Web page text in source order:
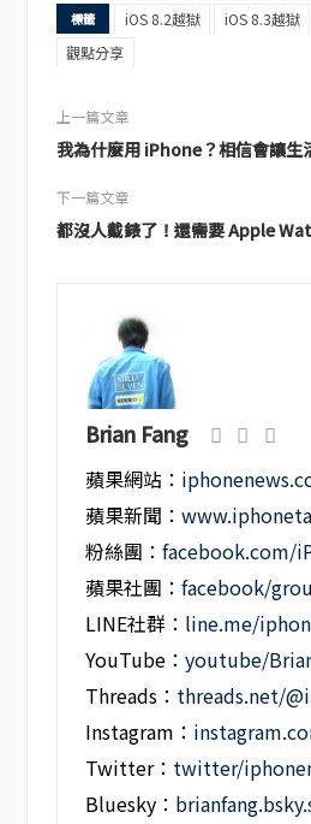
標籤 iOS 8.2越獄 iOS 8.3越獄
觀點分享
上一篇文章
我為什麼用 iPhone？相信會讓生
下一篇文章
都沒人戴錶了！還需要 Apple
Brian Fang
蘋果網站：
蘋果新聞：
粉絲團：facebook.com/
蘋果社團：facebook/
LINE社群： line.me/
YouTube：youtube/
Threads： threads.net/
Instagram：
Twitter： twitter/
Bluesky：